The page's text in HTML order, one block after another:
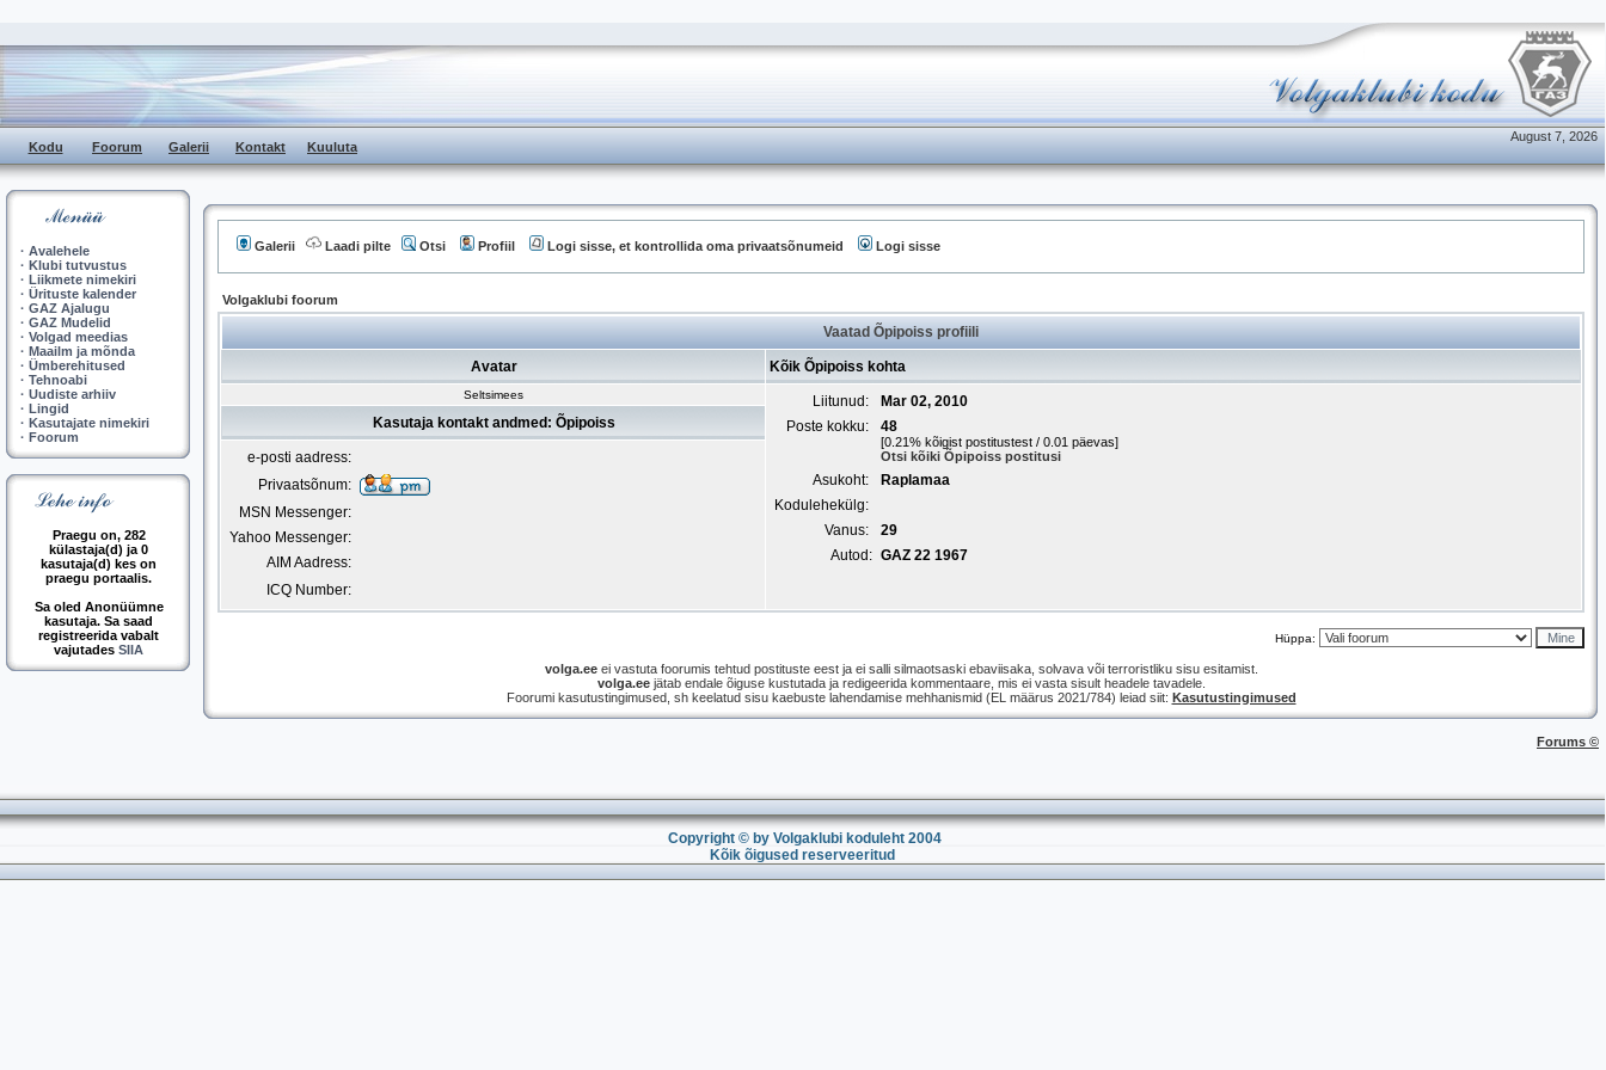
Kodu Foorum Galerii Kontakt Kuuluta
August 7, 2026
· Avalehele
· Klubi tutvustus
· Liikmete nimekiri
· Ürituste kalender
· GAZ Ajalugu
· GAZ Mudelid
· Volgad meedias
· Maailm ja mõnda
· Ümberehitused
· Tehnoabi
· Uudiste arhiiv
· Lingid
· Kasutajate nimekiri
· Foorum
Praegu on, 282
külastaja(d) ja 0
kasutaja(d) kes on
praegu portaalis.
Sa oled Anonüümne
kasutaja. Sa saad
registreerida vabalt
vajutades SIIA
Galerii Laadi pilte Otsi Profiil Logi sisse, et kontrollida oma privaatsõnumeid Logi sisse
Volgaklubi foorum
Vaatad Õpipoiss profiili
Avatar Kõik Õpipoiss kohta
Seltsimees Liitunud:
Mar 02, 2010
Poste kokku:
48
[0.21% kõigist postitustest / 0.01 päevas]
Otsi kõiki Õpipoiss postitusi
Asukoht:
Raplamaa
Kodulehekülg:
Vanus:
29
Autod: GAZ 22 1967
Kasutaja kontakt andmed: Õpipoiss
e-posti aadress:
Privaatsõnum:
MSN Messenger:
Yahoo Messenger:
AIM Aadress:
ICQ Number:
Hüppa:
volga.eeei vastuta foorumis tehtud postituste eest ja ei salli silmaotsaski ebaviisaka, solvava või terroristliku sisu esitamist.
volga.eejätab endale õiguse kustutada ja redigeerida kommentaare, mis ei vasta sisult headele tavadele.
Foorumi kasutustingimused, sh keelatud sisu kaebuste lahendamise mehhanismid (EL määrus 2021/784) leiad siit: Kasutustingimused
Forums ©
Copyright © by Volgaklubi koduleht 2004
Kõik õigused reserveeritud